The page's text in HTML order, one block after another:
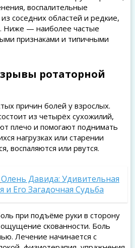
воспалительные
соседних областей и редкие,
Ниже — наиболее частые
признаками и типичными
ротаторной
причин болей у взрослых.
из четырёх сухожилий,
плечо и помогают поднимать
нагрузках или старении
воспаляются или рвутся.
Олень Давида: Удивительная
Его Загадочная Судьба
при подъёме руки в сторону
скованности. Боль
Лечение начинается с